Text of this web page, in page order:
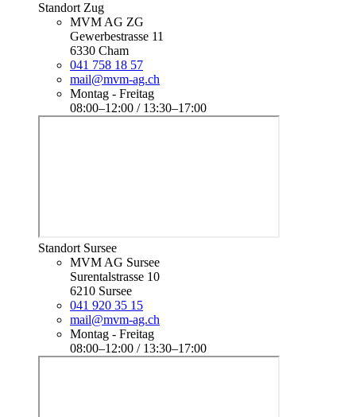
Standort Zug
MVM AG ZG
Gewerbestrasse 11
6330 Cham
041 758 18 57
mail@mvm-ag.ch
Montag - Freitag
08:00–12:00 / 13:30–17:00
Standort Sursee
MVM AG Sursee
Surentalstrasse 10
6210 Sursee
041 920 35 15
mail@mvm-ag.ch
Montag - Freitag
08:00–12:00 / 13:30–17:00